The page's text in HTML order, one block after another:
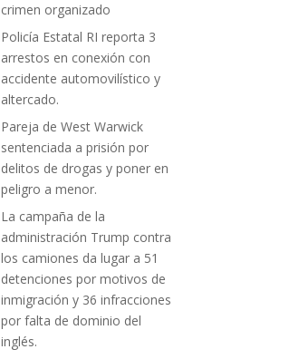
crimen organizado
Policía Estatal RI reporta 3
arrestos en conexión con
accidente automovilístico y
altercado.
Pareja de West Warwick
sentenciada a prisión por
delitos de drogas y poner en
peligro a menor.
La campaña de la
administración Trump contra
los camiones da lugar a 51
detenciones por motivos de
inmigración y 36 infracciones
por falta de dominio del
inglés.